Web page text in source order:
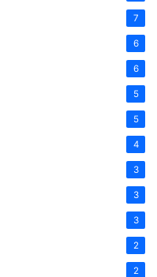
7
6
6
5
5
4
3
3
3
2
2